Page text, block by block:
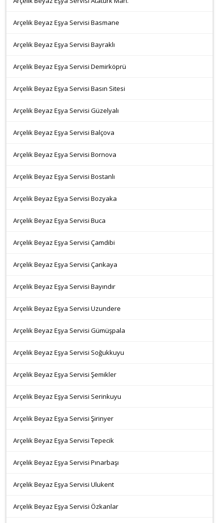
Arçelik Beyaz Eşya Servisi Basmane
Arçelik Beyaz Eşya Servisi Bayraklı
Arçelik Beyaz Eşya Servisi Demirköprü
Arçelik Beyaz Eşya Servisi Basın Sitesi
Arçelik Beyaz Eşya Servisi Güzelyalı
Arçelik Beyaz Eşya Servisi Balçova
Arçelik Beyaz Eşya Servisi Bornova
Arçelik Beyaz Eşya Servisi Bostanlı
Arçelik Beyaz Eşya Servisi Bozyaka
Arçelik Beyaz Eşya Servisi Buca
Arçelik Beyaz Eşya Servisi Çamdibi
Arçelik Beyaz Eşya Servisi Çankaya
Arçelik Beyaz Eşya Servisi Bayındır
Arçelik Beyaz Eşya Servisi Uzundere
Arçelik Beyaz Eşya Servisi Gümüşpala
Arçelik Beyaz Eşya Servisi Soğukkuyu
Arçelik Beyaz Eşya Servisi Şemikler
Arçelik Beyaz Eşya Servisi Serinkuyu
Arçelik Beyaz Eşya Servisi Şirinyer
Arçelik Beyaz Eşya Servisi Tepecik
Arçelik Beyaz Eşya Servisi Pınarbaşı
Arçelik Beyaz Eşya Servisi Ulukent
Arçelik Beyaz Eşya Servisi Özkanlar